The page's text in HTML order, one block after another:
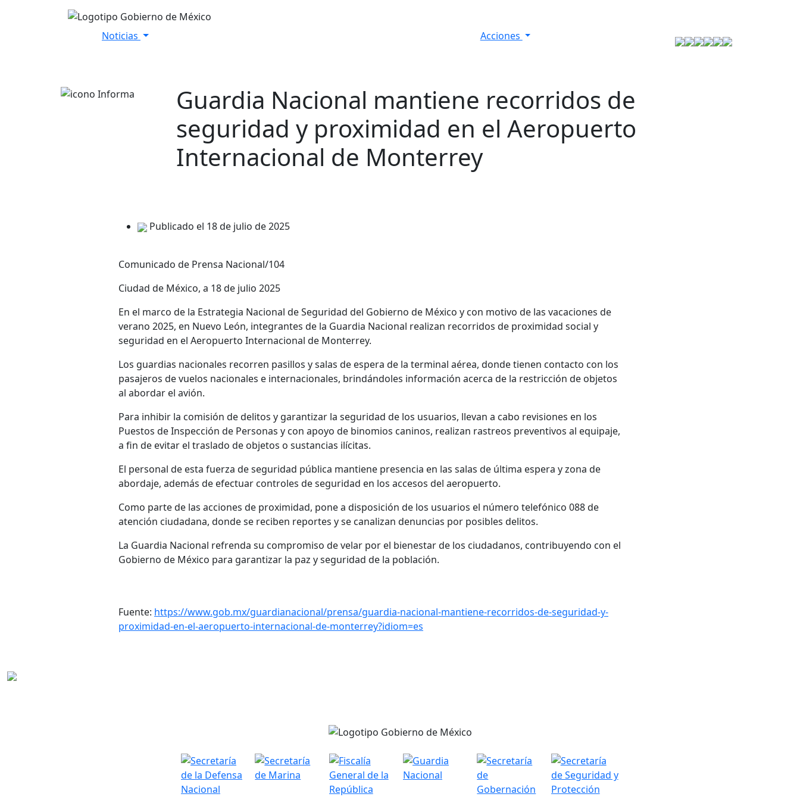
Noticias Acciones
Guardia Nacional mantiene recorridos de
seguridad y proximidad en el Aeropuerto
Internacional de Monterrey
Publicado el 18 de julio de 2025
Comunicado de Prensa Nacional/104
Ciudad de México, a 18 de julio 2025
En el marco de la Estrategia Nacional de Seguridad del Gobierno de México y con motivo de las vacaciones de
verano 2025, en Nuevo León, integrantes de la Guardia Nacional realizan recorridos de proximidad social y
seguridad en el Aeropuerto Internacional de Monterrey.
Los guardias nacionales recorren pasillos y salas de espera de la terminal aérea, donde tienen contacto con los
pasajeros de vuelos nacionales e internacionales, brindándoles información acerca de la restricción de objetos
al abordar el avión.
Para inhibir la comisión de delitos y garantizar la seguridad de los usuarios, llevan a cabo revisiones en los
Puestos de Inspección de Personas y con apoyo de binomios caninos, realizan rastreos preventivos al equipaje,
a fin de evitar el traslado de objetos o sustancias ilícitas.
El personal de esta fuerza de seguridad pública mantiene presencia en las salas de última espera y zona de
abordaje, además de efectuar controles de seguridad en los accesos del aeropuerto.
Como parte de las acciones de proximidad, pone a disposición de los usuarios el número telefónico 088 de
atención ciudadana, donde se reciben reportes y se canalizan denuncias por posibles delitos.
La Guardia Nacional refrenda su compromiso de velar por el bienestar de los ciudadanos, contribuyendo con el
Gobierno de México para garantizar la paz y seguridad de la población.
Fuente: https://www.gob.mx/guardianacional/prensa/guardia-nacional-mantiene-recorridos-de-seguridad-y-
proximidad-en-el-aeropuerto-internacional-de-monterrey?idiom=es